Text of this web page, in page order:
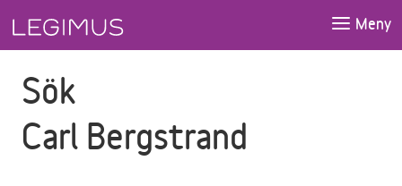
Meny
Sök
Carl Bergstrand